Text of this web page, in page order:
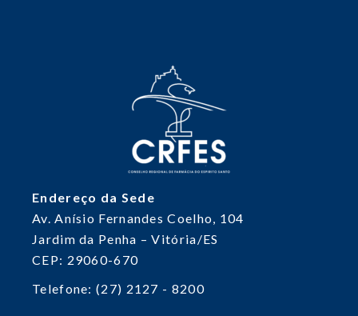
Endereço da Sede
Av. Anísio Fernandes Coelho, 104
Jardim da Penha – Vitória/ES
CEP: 29060-670
Telefone: (27) 2127 - 8200